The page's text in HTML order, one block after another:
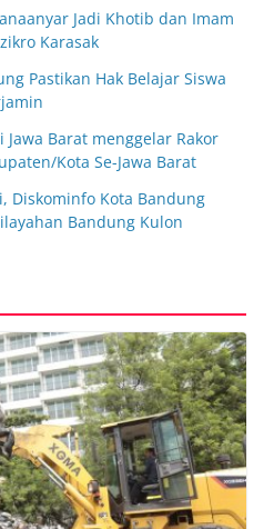
Jadi Khotib dan Imam
Karasak
Pastikan Hak Belajar Siswa
Jawa Barat menggelar Rakor
Kota Se-Jawa Barat
Diskominfo Kota Bandung
Bandung Kulon